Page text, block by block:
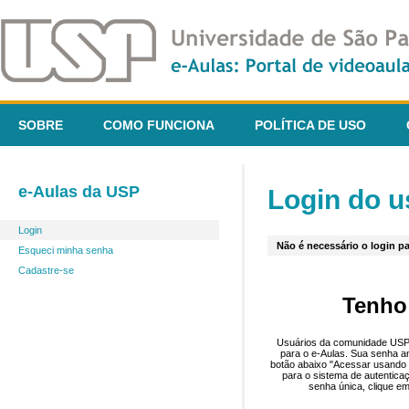
SOBRE COMO FUNCIONA POLÍTICA DE USO
e-Aulas da USP
Login
Esqueci minha senha
Cadastre-se
Login do
Não é necessário o login
Usuários da comunidade
para o e-Aulas. Sua senha
botão abaixo "Acessar
para o sistema de
senha única, clique